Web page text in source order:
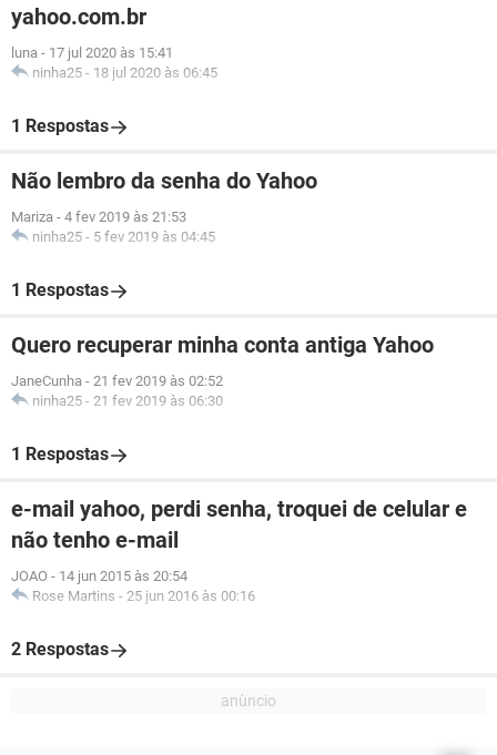
yahoo.com.br
luna - 17 jul 2020 às 15:41
ninha25 - 18 jul 2020 às 06:45
1 Respostas
Não lembro da senha do Yahoo
Mariza - 4 fev 2019 às 21:53
ninha25 - 5 fev 2019 às 04:45
1 Respostas
Quero recuperar minha conta antiga Yahoo
JaneCunha - 21 fev 2019 às 02:52
ninha25 - 21 fev 2019 às 06:30
1 Respostas
e-mail yahoo, perdi senha, troquei de celular e
não tenho e-mail
JOAO - 14 jun 2015 às 20:54
Rose Martins - 25 jun 2016 às 00:16
2 Respostas